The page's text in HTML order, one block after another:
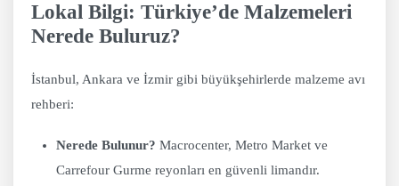
Lokal Bilgi: Türkiye’de Malzemeleri
Nerede Buluruz?
İstanbul, Ankara ve İzmir gibi büyükşehirlerde malzeme avı
rehberi:
Nerede Bulunur? Macrocenter, Metro Market ve
Carrefour Gurme reyonları en güvenli limandır.